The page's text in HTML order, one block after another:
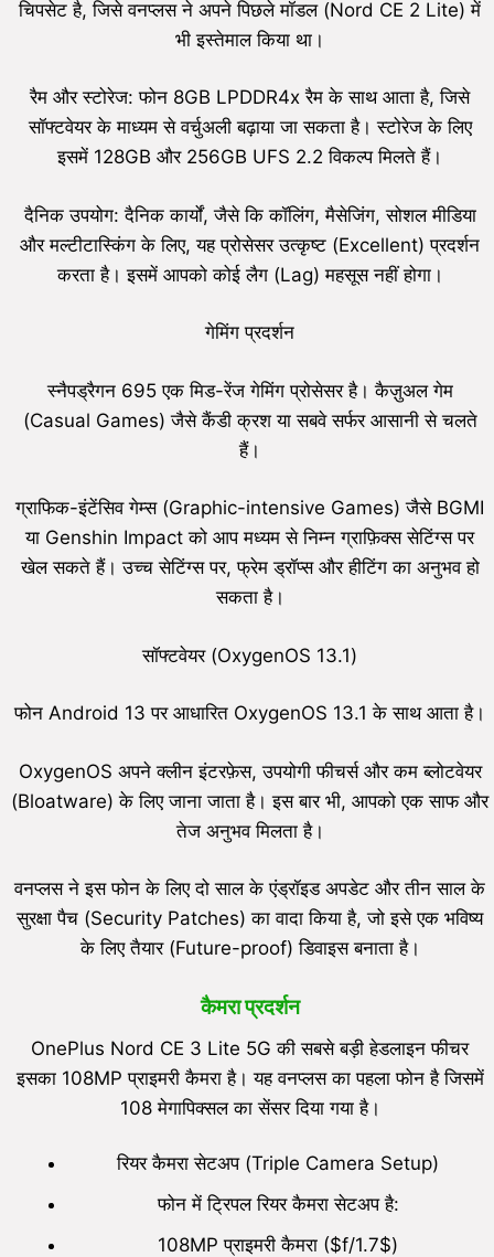
चिपसेट है, जिसे वनप्लस ने अपने पिछले मॉडल (Nord CE 2 Lite) में
भी इस्तेमाल किया था।
रैम और स्टोरेज: फोन 8GB LPDDR4x रैम के साथ आता है, जिसे
सॉफ्टवेयर के माध्यम से वर्चुअली बढ़ाया जा सकता है। स्टोरेज के लिए
इसमें 128GB और 256GB UFS 2.2 विकल्प मिलते हैं।
दैनिक उपयोग: दैनिक कार्यों, जैसे कि कॉलिंग, मैसेजिंग, सोशल मीडिया
और मल्टीटास्किंग के लिए, यह प्रोसेसर उत्कृष्ट (Excellent) प्रदर्शन
करता है। इसमें आपको कोई लैग (Lag) महसूस नहीं होगा।
गेमिंग प्रदर्शन
स्नैपड्रैगन 695 एक मिड-रेंज गेमिंग प्रोसेसर है। कैज़ुअल गेम
(Casual Games) जैसे कैंडी क्रश या सबवे सर्फर आसानी से चलते
हैं।
ग्राफिक-इंटेंसिव गेम्स (Graphic-intensive Games) जैसे BGMI
या Genshin Impact को आप मध्यम से निम्न ग्राफ़िक्स सेटिंग्स पर
खेल सकते हैं। उच्च सेटिंग्स पर, फ्रेम ड्रॉप्स और हीटिंग का अनुभव हो
सकता है।
सॉफ्टवेयर (OxygenOS 13.1)
फोन Android 13 पर आधारित OxygenOS 13.1 के साथ आता है।
OxygenOS अपने क्लीन इंटरफ़ेस, उपयोगी फीचर्स और कम ब्लोटवेयर
(Bloatware) के लिए जाना जाता है। इस बार भी, आपको एक साफ और
तेज अनुभव मिलता है।
वनप्लस ने इस फोन के लिए दो साल के एंड्रॉइड अपडेट और तीन साल के
सुरक्षा पैच (Security Patches) का वादा किया है, जो इसे एक भविष्य
के लिए तैयार (Future-proof) डिवाइस बनाता है।
कैमरा प्रदर्शन
OnePlus Nord CE 3 Lite 5G की सबसे बड़ी हेडलाइन फीचर
इसका 108MP प्राइमरी कैमरा है। यह वनप्लस का पहला फोन है जिसमें
108 मेगापिक्सल का सेंसर दिया गया है।
रियर कैमरा सेटअप (Triple Camera Setup)
फोन में ट्रिपल रियर कैमरा सेटअप है:
108MP प्राइमरी कैमरा ($f/1.7$)